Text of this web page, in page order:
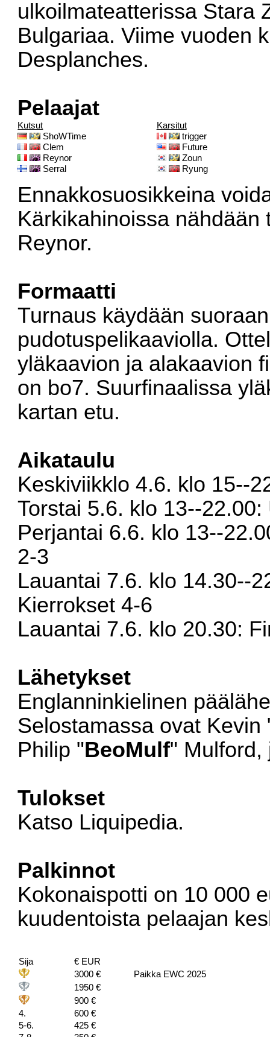
ulkoilmateatterissa Stara
Bulgariaa.Viime vuoden
Desplanches.
Pelaajat
Kutsut
ShoWTime
Clem
Reynor
Serral
Karsitut
trigger
Future
Zoun
Ryung
Ennakkosuosikkeina
Kärkikahinoissa
Reynor.
Formaatti
Turnaus käydään
pudotuspelikaaviolla.
yläkaavion ja alakaavion
on bo7. Suurfinaalissa
kartan etu.
Aikataulu
Keskiviikklo 4.6. klo 15--
Torstai 5.6. klo 13--
Perjantai 6.6. klo 13--
2-3
Lauantai 7.6. klo 14.30--
Kierrokset 4-6
Lauantai 7.6. klo 20.30:
Lähetykset
Englanninkielinen
Selostamassa ovat Kevin
Philip "BeoMulf" Mulford,
Tulokset
Katso Liquipedia.
Palkinnot
Kokonaispotti on 10 000
kuudentoista pelaajan
Sija
€ EUR
3000 €
Paikka EWC 2025
1950 €
900 €
4.
600 €
5-6.
425 €